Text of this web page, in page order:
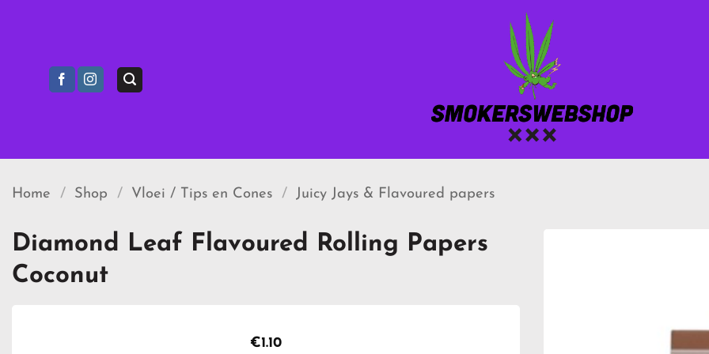
Home / Shop / Vloei / Tips en Cones / Juicy Jays & Flavoured papers
Diamond Leaf Flavoured Rolling Papers
Coconut
€1.10